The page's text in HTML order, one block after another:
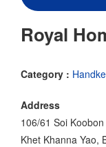
Royal
Category :
Address
106/61 Soi
Khet Khanna Yao,